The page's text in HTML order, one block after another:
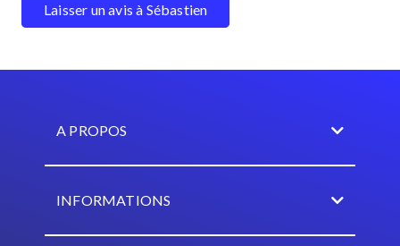
Laisser un avis à Sébastien
A PROPOS
INFORMATIONS